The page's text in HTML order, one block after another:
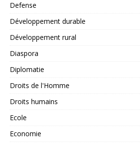
Defense
Développement durable
Développement rural
Diaspora
Diplomatie
Droits de l'Homme
Droits humains
Ecole
Economie